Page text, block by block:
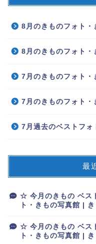
8月のきものフォト・
8月のきものフォト・
7月のきものフォト・
7月のきものフォト・
7月過去のベストフォ
最
☆ 今月のきもの ベス
ト・きもの写真館 |
☆ 今月のきもの ベス
ト・きもの写真館 |